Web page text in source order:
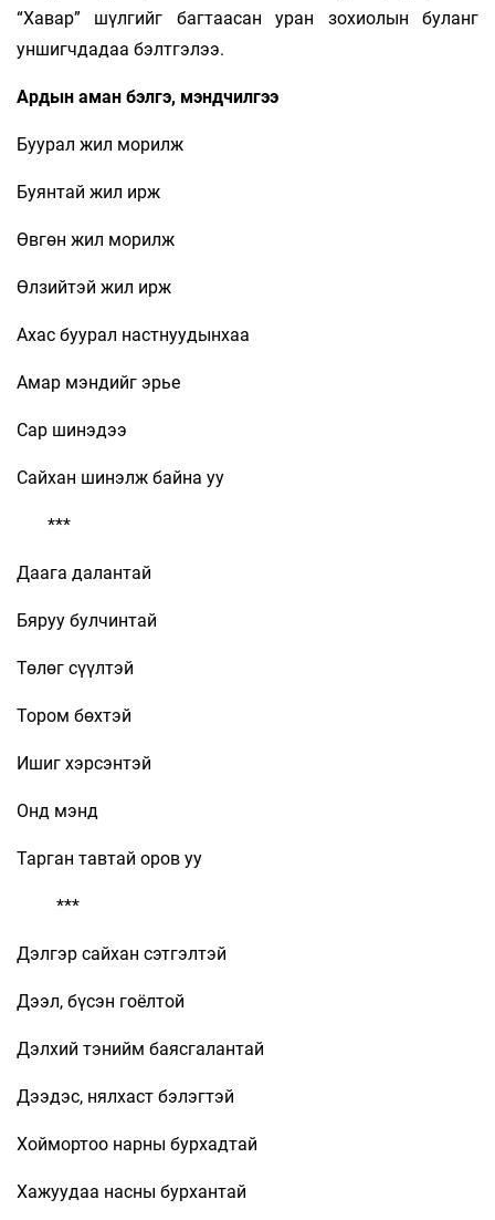
“Хавар” шүлгийг багтаасан уран зохиолын буланг
уншигчдадаа бэлтгэлээ.
Ардын аман бэлгэ, мэндчилгээ
Буурал жил морилж
Буянтай жил ирж
Өвгөн жил морилж
Өлзийтэй жил ирж
Ахас буурал настнуудынхаа
Амар мэндийг эрье
Сар шинэдээ
Сайхан шинэлж байна уу
***
Даага далантай
Бяруу булчинтай
Төлөг сүүлтэй
Тором бөхтэй
Ишиг хэрсэнтэй
Онд мэнд
Тарган тавтай оров уу
***
Дэлгэр сайхан сэтгэлтэй
Дээл, бүсэн гоёлтой
Дэлхий тэнийм баясгалантай
Дээдэс, нялхаст бэлэгтэй
Хоймортоо нарны бурхадтай
Хажуудаа насны бурхантай